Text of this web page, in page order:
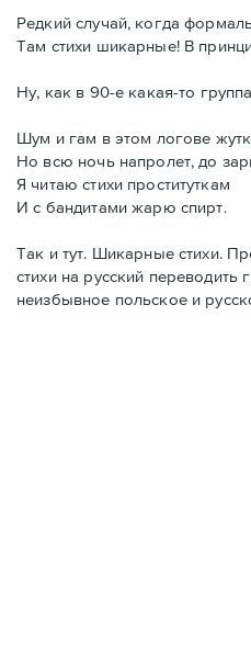
Редкий случай, когда
Там стихи шикарные! В
Ну, как в 90-е какая-то
Шум и гам в этом логове
Но всю ночь напролет, до
Я читаю стихи проституткам
И с бандитами жарю спирт.
Так и тут. Шикарные стихи.
стихи на русский переводить
неизбывное польское и